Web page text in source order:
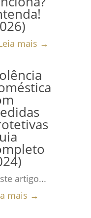
mais →
artigo...
mais →